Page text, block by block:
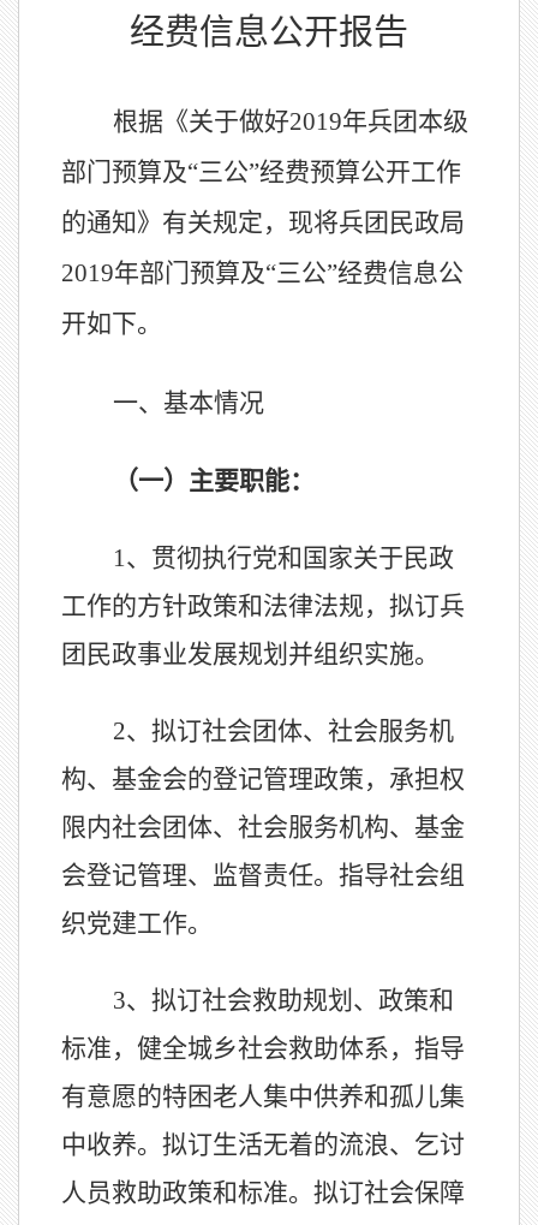
经费信息公开报告
根据《关于做好2019年兵团本级
部门预算及“三公”经费预算公开工作
的通知》有关规定，现将兵团民政局
2019年部门预算及“三公”经费信息公
开如下。
一、 基本情况
（一）主要职能：
1、 贯彻执行党和国家关于民政
工作的方针政策和法律法规，拟订兵
团民政事业发展规划并组织实施。
2、 拟订社会团体、社会服务机
构、基金会的登记管理政策，承担权
限内社会团体、社会服务机构、基金
会登记管理、监督责任。指导社会组
织党建工作。
3、 拟订社会救助规划、政策和
标准，健全城乡社会救助体系，指导
有意愿的特困老人集中供养和孤儿集
中收养。拟订生活无着的流浪、乞讨
人员救助政策和标准。拟订社会保障